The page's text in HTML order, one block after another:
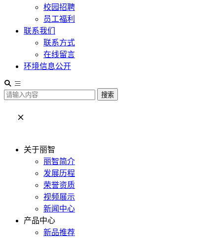
校园招聘
员工福利
联系我们
联系方式
在线留言
环境信息公开
搜索
关于丽智
丽智简介
发展历程
荣誉资质
视频展示
新闻中心
产品中心
新品推荐